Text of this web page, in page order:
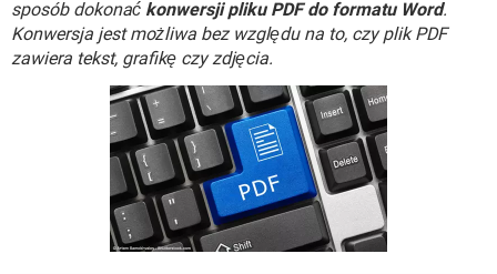
WINDOWS 10
INSTAGRAM FACEBOOK
GRY WHATSAPP
SPOTIFY NETFLIX
FACEBOOK
COVID-19 TIKTOK
NETFLIX
FACEBOOK
sposób dokonać konwersji pliku PDF do formatu Word.
Konwersja jest możliwa bez względu na to, czy plik PDF
zawiera tekst, grafikę czy zdjęcia.